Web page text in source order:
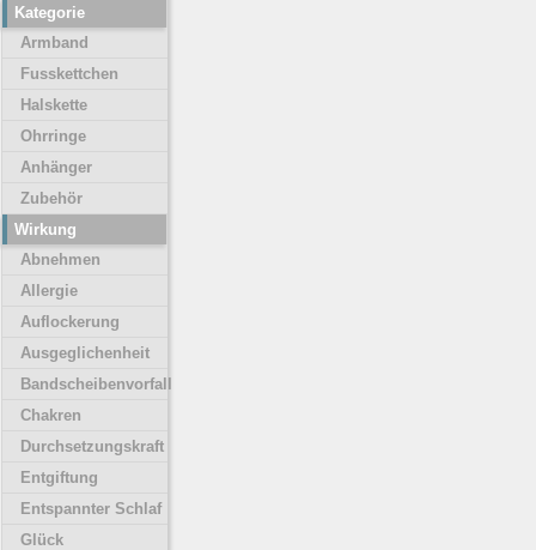
Kategorie
Armband
Fusskettchen
Halskette
Ohrringe
Anhänger
Zubehör
Wirkung
Abnehmen
Allergie
Auflockerung
Ausgeglichenheit
Bandscheibenvorfall
Chakren
Durchsetzungskraft
Entgiftung
Entspannter Schlaf
Glück